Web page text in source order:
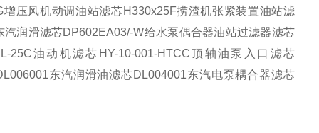
增压风机动调油站滤芯H330x25F捞渣机张紧装置油站滤
汽润滑滤芯DP602EA03/-W给水泵偶合器油站过滤器滤芯
25C油动机滤芯 HY-10-001-HTCC顶轴油泵入口滤芯
东汽润滑油滤芯DL004001东汽电泵耦合器滤芯